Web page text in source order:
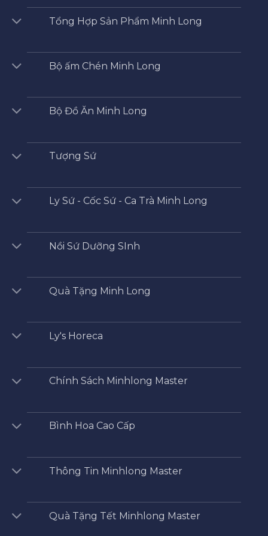
Tổng Hợp Sản Phẩm Minh Long
Bộ ấm Chén Minh Long
Bộ Đồ Ăn Minh Long
Tượng Sứ
Ly Sứ - Cốc Sứ - Ca Trà Minh Long
Nồi Sứ Dưỡng SInh
Quà Tặng Minh Long
Ly's Horeca
Chính Sách Minhlong Master
Bình Hoa Cao Cấp
Thông Tin Minhlong Master
Quà Tặng Tết Minhlong Master